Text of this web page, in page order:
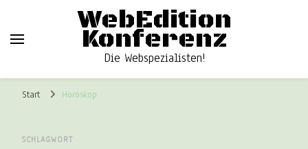
WebEdition
Konferenz
Die Webspezialisten!
Start Horoskop
SCHLAGWORT